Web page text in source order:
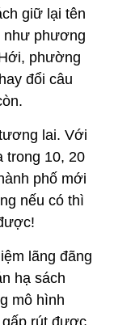
giữ lại tên
như phương
phường
đổi câu
lai. Với
trong 10, 20
phố mới
nếu có thì
lãng đãng
hạ sách
mô hình
rút được